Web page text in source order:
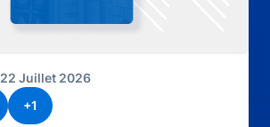
22 Juillet 2026
+1